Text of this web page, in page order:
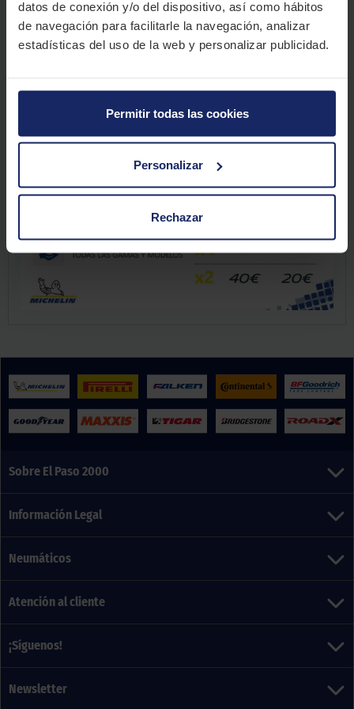
datos de conexión y/o del dispositivo, así como hábitos
de navegación para facilitarle la navegación, analizar
estadísticas del uso de la web y personalizar publicidad.
Permitir todas las cookies
Personalizar
Rechazar
NEUMÁTICOS MICHELIN
Michelin. Válido para neumáticos de gamma turismo y 4x4/SUV .
El periodo máximo para poder registrar la factura
https://bienvenidoatudiaadia.es/es hasta el 08/06/2020.
Consulta las condiciones legales de la promoción, haciendo clicaquí.
Sobre El Paso 2000
Información Legal
Neumáticos
Atención al cliente
¡Síguenos!
Newsletter